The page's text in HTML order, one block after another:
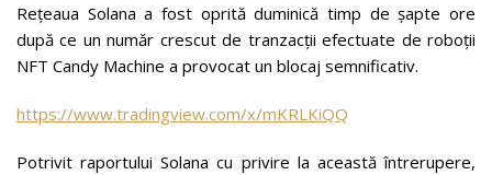
Rețeaua Solana a fost oprită duminică timp de șapte ore
după ce un număr crescut de tranzacții efectuate de roboții
NFT Candy Machine a provocat un blocaj semnificativ.
https://www.tradingview.com/x/mKRLKiQQ
Potrivit raportului Solana cu privire la această întrerupere,